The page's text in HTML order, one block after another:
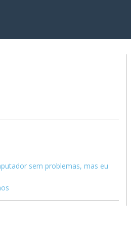
sem problemas, mas eu